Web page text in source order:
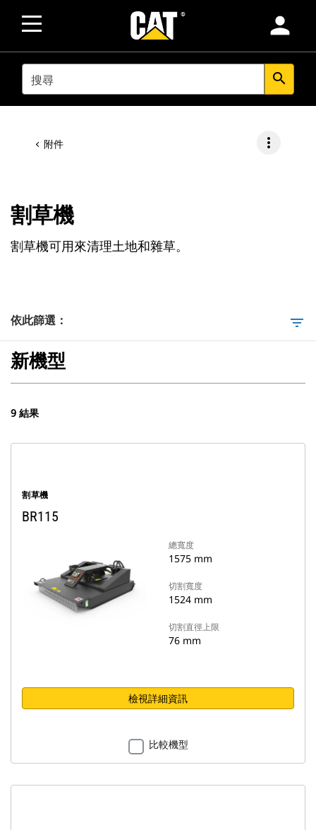
person
SEARCH search
附件 more_vert
割草機
割草機可用來清理土地和雜草。
依此篩選： filter_list
新機型
9 結果
割草機
BR115
總寬度
1575 mm
切割寬度
1524 mm
切割直徑上限
76 mm
檢視詳細資訊
比較機型